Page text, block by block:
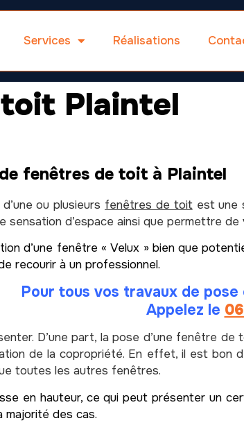
Services Réalisations
Plaintel
fenêtres de toit à Plaintel
ou plusieurs fenêtres de toitest une
sensation d’espace ainsi que permettre
d’une fenêtre « Velux » bien que
recourir à un professionnel.
Pour tous vos travaux de
Appelez le
D’une part, la pose d’une fenêtre
de la copropriété. En effet, il est bon
toutes les autres fenêtres.
en hauteur, ce qui peut présenter un
majorité des cas.